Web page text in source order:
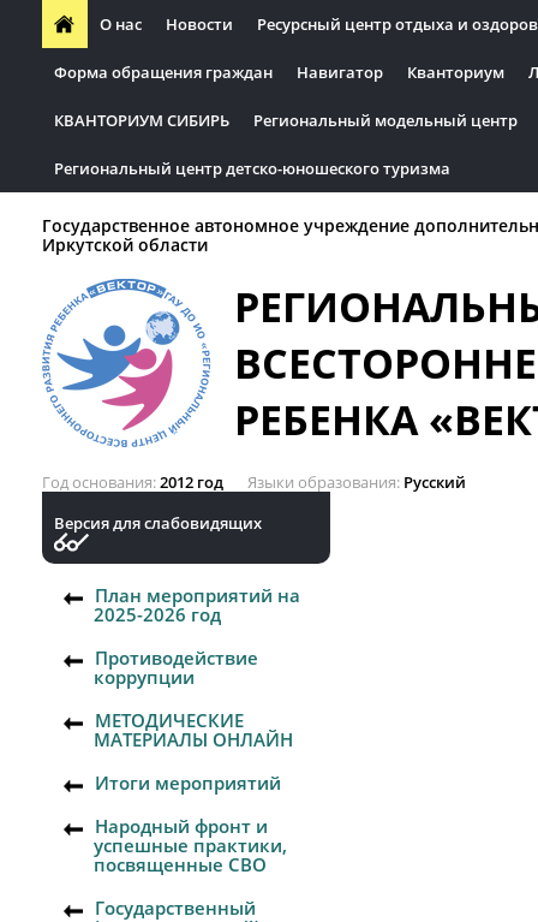
О нас Новости Ресурсный центр отдыха и
Форма обращения граждан Навигатор Кванториум
КВАНТОРИУМ СИБИРЬ Региональный модельный центр
Региональный центр детско-юношеского туризма
Государственное автономное учреждение
Иркутской области
РЕБЕНКА
Год основания 2012 год Языки образования Русский
Версия для слабовидящих
План мероприятий на
2025-2026 год
Противодействие
коррупции
МЕТОДИЧЕСКИЕ
МАТЕРИАЛЫ ОНЛАЙН
Итоги мероприятий
Народный фронт и
успешные практики,
посвященные СВО
Государственный